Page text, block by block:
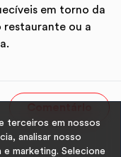
em torno da
restaurante ou a
terceiros em nossos
analisar nosso
marketing. Selecione